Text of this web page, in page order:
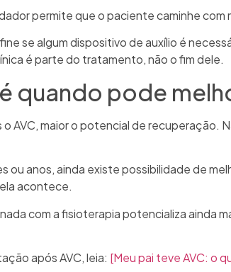
permite que o paciente caminhe
se algum dispositivo de auxílio é
é parte do tratamento, não o fim dele.
quando pode
AVC, maior o potencial de recuperação.
ou anos, ainda existe possibilidade de
acontece.
com a fisioterapia potencializa ainda
após AVC, leia: [Meu pai teve AVC: o